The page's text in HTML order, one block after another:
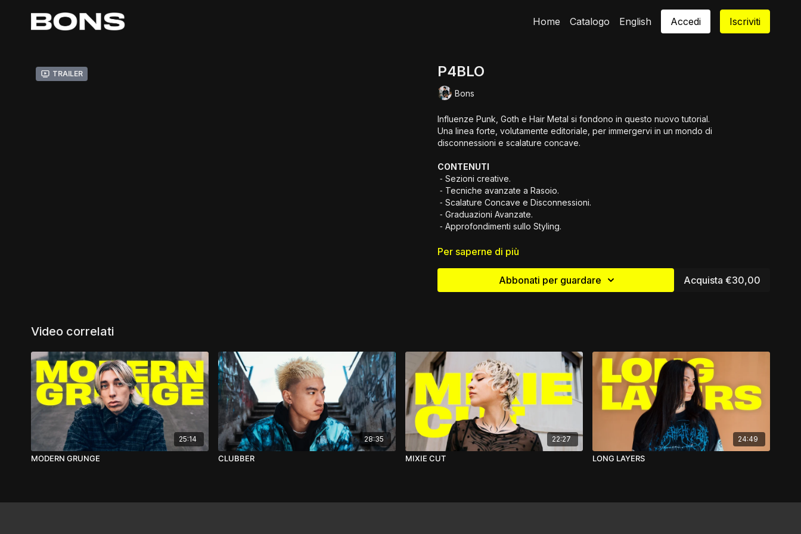
Home Catalogo English Accedi Iscriviti
Trailer P4BLO
Bons
Influenze Punk, Goth e Hair Metal si fondono in questo nuovo tutorial.
Una linea forte, volutamente editoriale, per immergervi in un mondo di
disconnessioni e scalature concave.
CONTENUTI
⁃ Sezioni creative.
⁃ Tecniche avanzate a Rasoio.
⁃ Scalature Concave e Disconnessioni.
⁃ Graduazioni Avanzate.
⁃ Approfondimenti sullo Styling.
OBBIETTIVI
approccio dinamico.
30€ oppure disponibile con l'abbonamento mensile a 14,90€
Per saperne di più
Abbonati per guardare Acquista €30,00
Video correlati
25:14
MODERN GRUNGE
28:35
CLUBBER
22:27
MIXIE CUT
24:49
LONG LAYERS